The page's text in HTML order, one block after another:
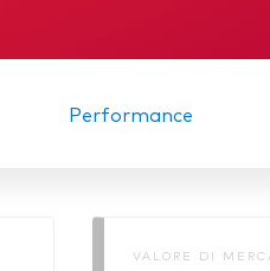
Performance
VALORE DI